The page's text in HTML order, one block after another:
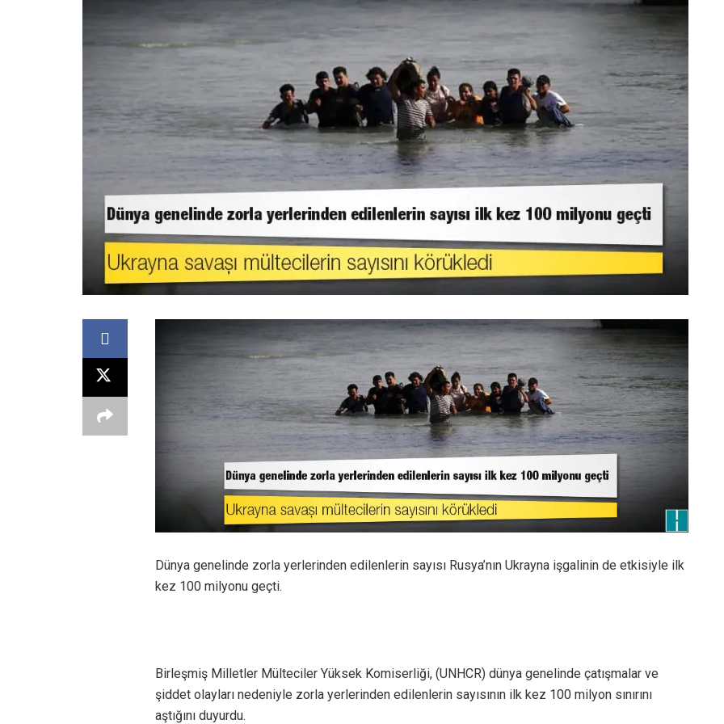
Dünya genelinde zorla yerlerinden edilenlerin sayısı Rusya’nın Ukrayna işgalinin de etkisiyle ilk
kez 100 milyonu geçti.
Birleşmiş Milletler Mülteciler Yüksek Komiserliği, (UNHCR) dünya genelinde çatışmalar ve
şiddet olayları nedeniyle zorla yerlerinden edilenlerin sayısının ilk kez 100 milyon sınırını
aştığını duyurdu.